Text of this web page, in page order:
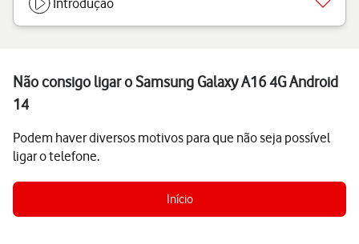
Introdução
Não consigo ligar o Samsung Galaxy A16 4G Android
14
Podem haver diversos motivos para que não seja possível
ligar o telefone.
Início